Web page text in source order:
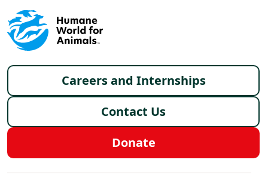
Footer menu
Careers and Internships
Contact Us
Donate